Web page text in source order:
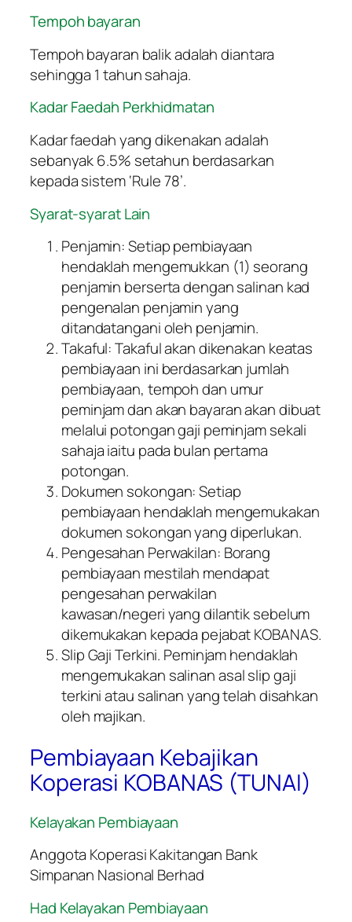
Tempoh bayaran
Tempoh bayaran balik adalah diantara
sehingga 1 tahun sahaja.
Kadar Faedah Perkhidmatan
Kadar faedah yang dikenakan adalah
sebanyak 6.5% setahun berdasarkan
kepada sistem ‘Rule 78’.
Syarat-syarat Lain
Penjamin: Setiap pembiayaan
hendaklah mengemukkan (1) seorang
penjamin berserta dengan salinan kad
pengenalan penjamin yang
ditandatangani oleh penjamin.
Takaful: Takaful akan dikenakan keatas
pembiayaan ini berdasarkan jumlah
pembiayaan, tempoh dan umur
peminjam dan akan bayaran akan dibuat
melalui potongan gaji peminjam sekali
sahaja iaitu pada bulan pertama
potongan.
Dokumen sokongan: Setiap
pembiayaan hendaklah mengemukakan
dokumen sokongan yang diperlukan.
Pengesahan Perwakilan: Borang
pembiayaan mestilah mendapat
pengesahan perwakilan
kawasan/negeri yang dilantik sebelum
dikemukakan kepada pejabat KOBANAS.
Slip Gaji Terkini. Peminjam hendaklah
mengemukakan salinan asal slip gaji
terkini atau salinan yang telah disahkan
oleh majikan.
Pembiayaan Kebajikan
Koperasi KOBANAS (TUNAI)
Kelayakan Pembiayaan
Anggota Koperasi Kakitangan Bank
Simpanan Nasional Berhad
Had Kelayakan Pembiayaan